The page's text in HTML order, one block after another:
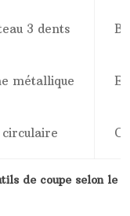
de coupe selon le
3 dents
métallique
circulaire